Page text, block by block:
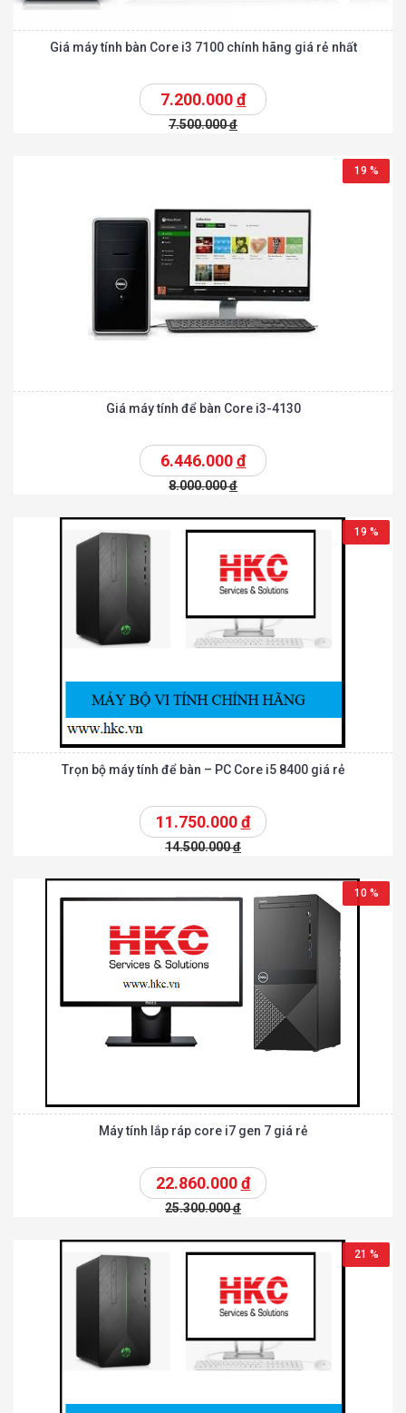
Giá máy tính bàn Core i3 7100 chính hãng giá rẻ nhất
7.200.000đ
7.500.000đ
19 %
Giá máy tính để bàn Core i3-4130
6.446.000đ
8.000.000đ
19 %
Trọn bộ máy tính để bàn – PC Core i5 8400 giá rẻ
11.750.000đ
14.500.000đ
10 %
Máy tính lắp ráp core i7 gen 7 giá rẻ
22.860.000đ
25.300.000đ
21 %